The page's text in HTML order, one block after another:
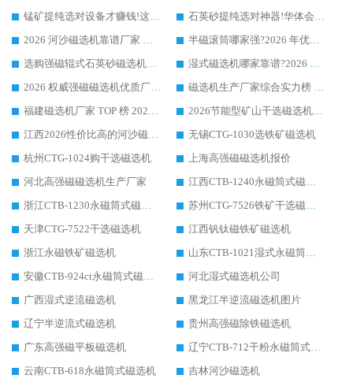
锰矿提纯选对设备才赚钱!这家临朐厂家的强磁辊磁选机凭啥成行业标杆?
石英砂提纯选对神器!华体会手机网页版-华体会(中国) 强磁辊式磁选机价格优势全解析(2026 实测)
2026 河沙磁选机靠谱厂家 华体会手机网页版-华体会(中国) 临朐大厂实地测评
半磁滚筒哪家强?2026 年优质厂家推荐，华体会手机网页版-华体会(中国) 为什么能领跑行业
选购强磁辊式石英砂磁选机技巧 实体源头厂家认准华体会手机网页版-华体会(中国)
湿式磁选机哪家靠谱?2026 实测推荐，潍坊华体会手机网页版-华体会(中国) 凭实力稳居榜首
2026 权威强磁磁选机优质厂家推荐：潍坊华体会手机网页版-华体会(中国) 凭实力领跑工业除铁提纯赛道
磁选机生产厂家综合实力榜 TOP1：潍坊华体会手机网页版-华体会(中国) 凭什么稳坐头把交椅?
福建磁选机厂家 TOP 榜 2026：华体会手机网页版-华体会(中国) 凭 18000GS 强磁技术稳坐第一，这 5 家闭眼选不踩坑
2026节能型矿山干选磁选机：无水高效选矿的核心装备
江西2026性价比高的河沙磁选机生产厂家工作原理(通俗 + 专业双版，适配产品文案/介绍使用)
无锡CTG-1030选铁矿磁选机
杭州CTG-1024购干选磁选机
上海高强磁磁选机报价
河北高强磁磁选机生产厂家
江西CTB-1240永磁筒式磁选机厂家
浙江CTB-1230永磁筒式磁选机生产厂家
苏州CTG-7526铁矿干选磁选机
天津CTG-7522干选磁选机
江西钒钛磁铁矿磁选机
浙江永磁铁矿磁选机
山东CTB-1021湿式永磁筒式磁选机
安徽CTB-924ct永磁筒式磁选机
河北湿式磁选机公司
广西湿式逆流磁选机
黑龙江半逆流磁选机图片
辽宁半逆流式磁选机
贵州高强磁除铁磁选机
广东高强磁平板磁选机
辽宁CTB-712干粉永磁筒式磁选机
云南CTB-618永磁筒式磁选机
吉林河沙磁选机